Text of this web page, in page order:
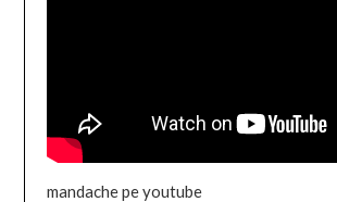
mandache pe youtube